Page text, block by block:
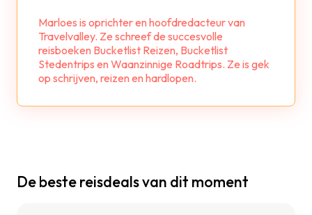
Marloes is oprichter en hoofdredacteur van
Travelvalley. Ze schreef de succesvolle
reisboeken Bucketlist Reizen, Bucketlist
Stedentrips en Waanzinnige Roadtrips. Ze is gek
op schrijven, reizen en hardlopen.
De beste reisdeals van dit moment